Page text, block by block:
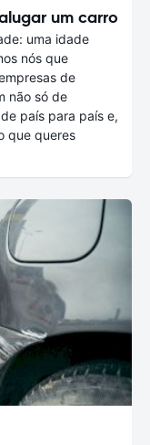
um carro
uma idade
nós que
de
não só de
país para país e,
que queres